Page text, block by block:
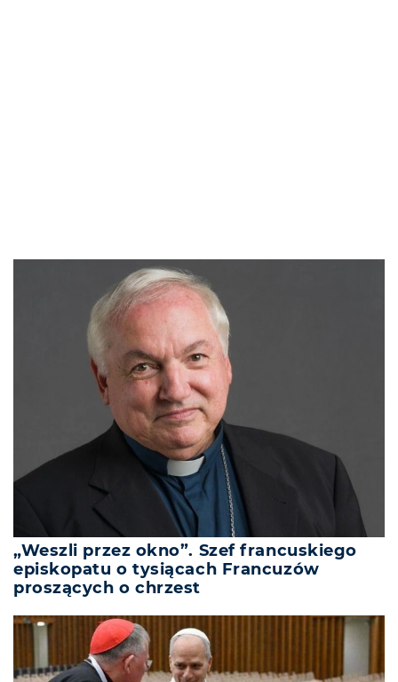
„Weszli przez okno”. Szef francuskiego
episkopatu o tysiącach Francuzów
proszących o chrzest